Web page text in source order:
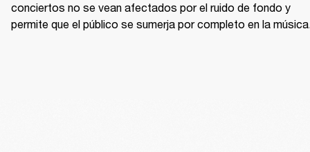
conciertos no se vean afectados por el ruido de fondo y
permite que el público se sumerja por completo en la